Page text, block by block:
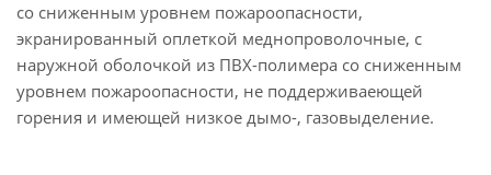
со сниженным уровнем пожароопасности,
экранированный оплеткой меднопроволочные, с
наружной оболочкой из ПВХ-полимера со сниженным
уровнем пожароопасности, не поддерживаеющей
горения и имеющей низкое дымо-, газовыделение.